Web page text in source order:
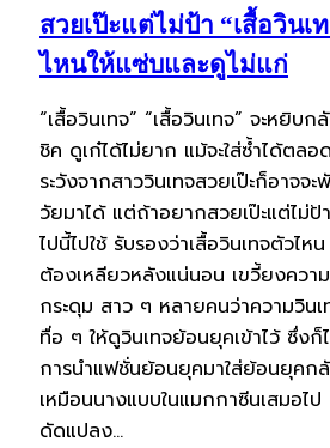
สวยเป๊ะแต่ไม่ป้า “เสื้อวินเ
ไหนให้แซ่บและดูไม่แก่
“เสื้อวินเทจ” “เสื้อวินเทจ” จะหยิบ
ชิค ดูเก๋ได้ไม่ยาก แม้จะใส่ซ้ำได้ตล
ระวังจากสาววินเทจสวยเป๊ะก็อาจจ
วัยมาได้ แต่ถ้าอยากสวยเป๊ะแต่ไม่
ไปนี้ไปใช้ รับรองว่าเสื้อวินเทจตัวไ
ต้องเหลียวหลังแน่นอน เขวี้ยงควา
กระดุม สาว ๆ หลายคนว่าความวิน
ทื่อ ๆ ให้ดูวินเทจย้อนยุคเข้าไว้ ซึ่ง
การนำแฟชั่นย้อนยุคมาใส่ย้อนยุคก
เหมือนนางแบบในแมกกาซีนเสมอไ
ดัดแปลง…